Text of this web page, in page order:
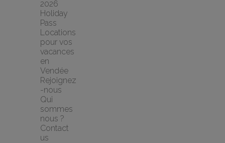
2026
Holiday
Pass
Locations
pour vos
vacances
en
Vendée
Rejoignez
-nous
Qui
sommes
nous ?
Contact
us